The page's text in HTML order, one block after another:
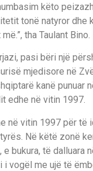
këto
tonë natyror dhe
tha Taulant Bino.
pasi bëri një
mjedisore në
kanë punuar
edhe në vitin 1997.
në vitin 1997 për të
Në këtë zonë
e bukura, të dalluara
i vogël me ujë të